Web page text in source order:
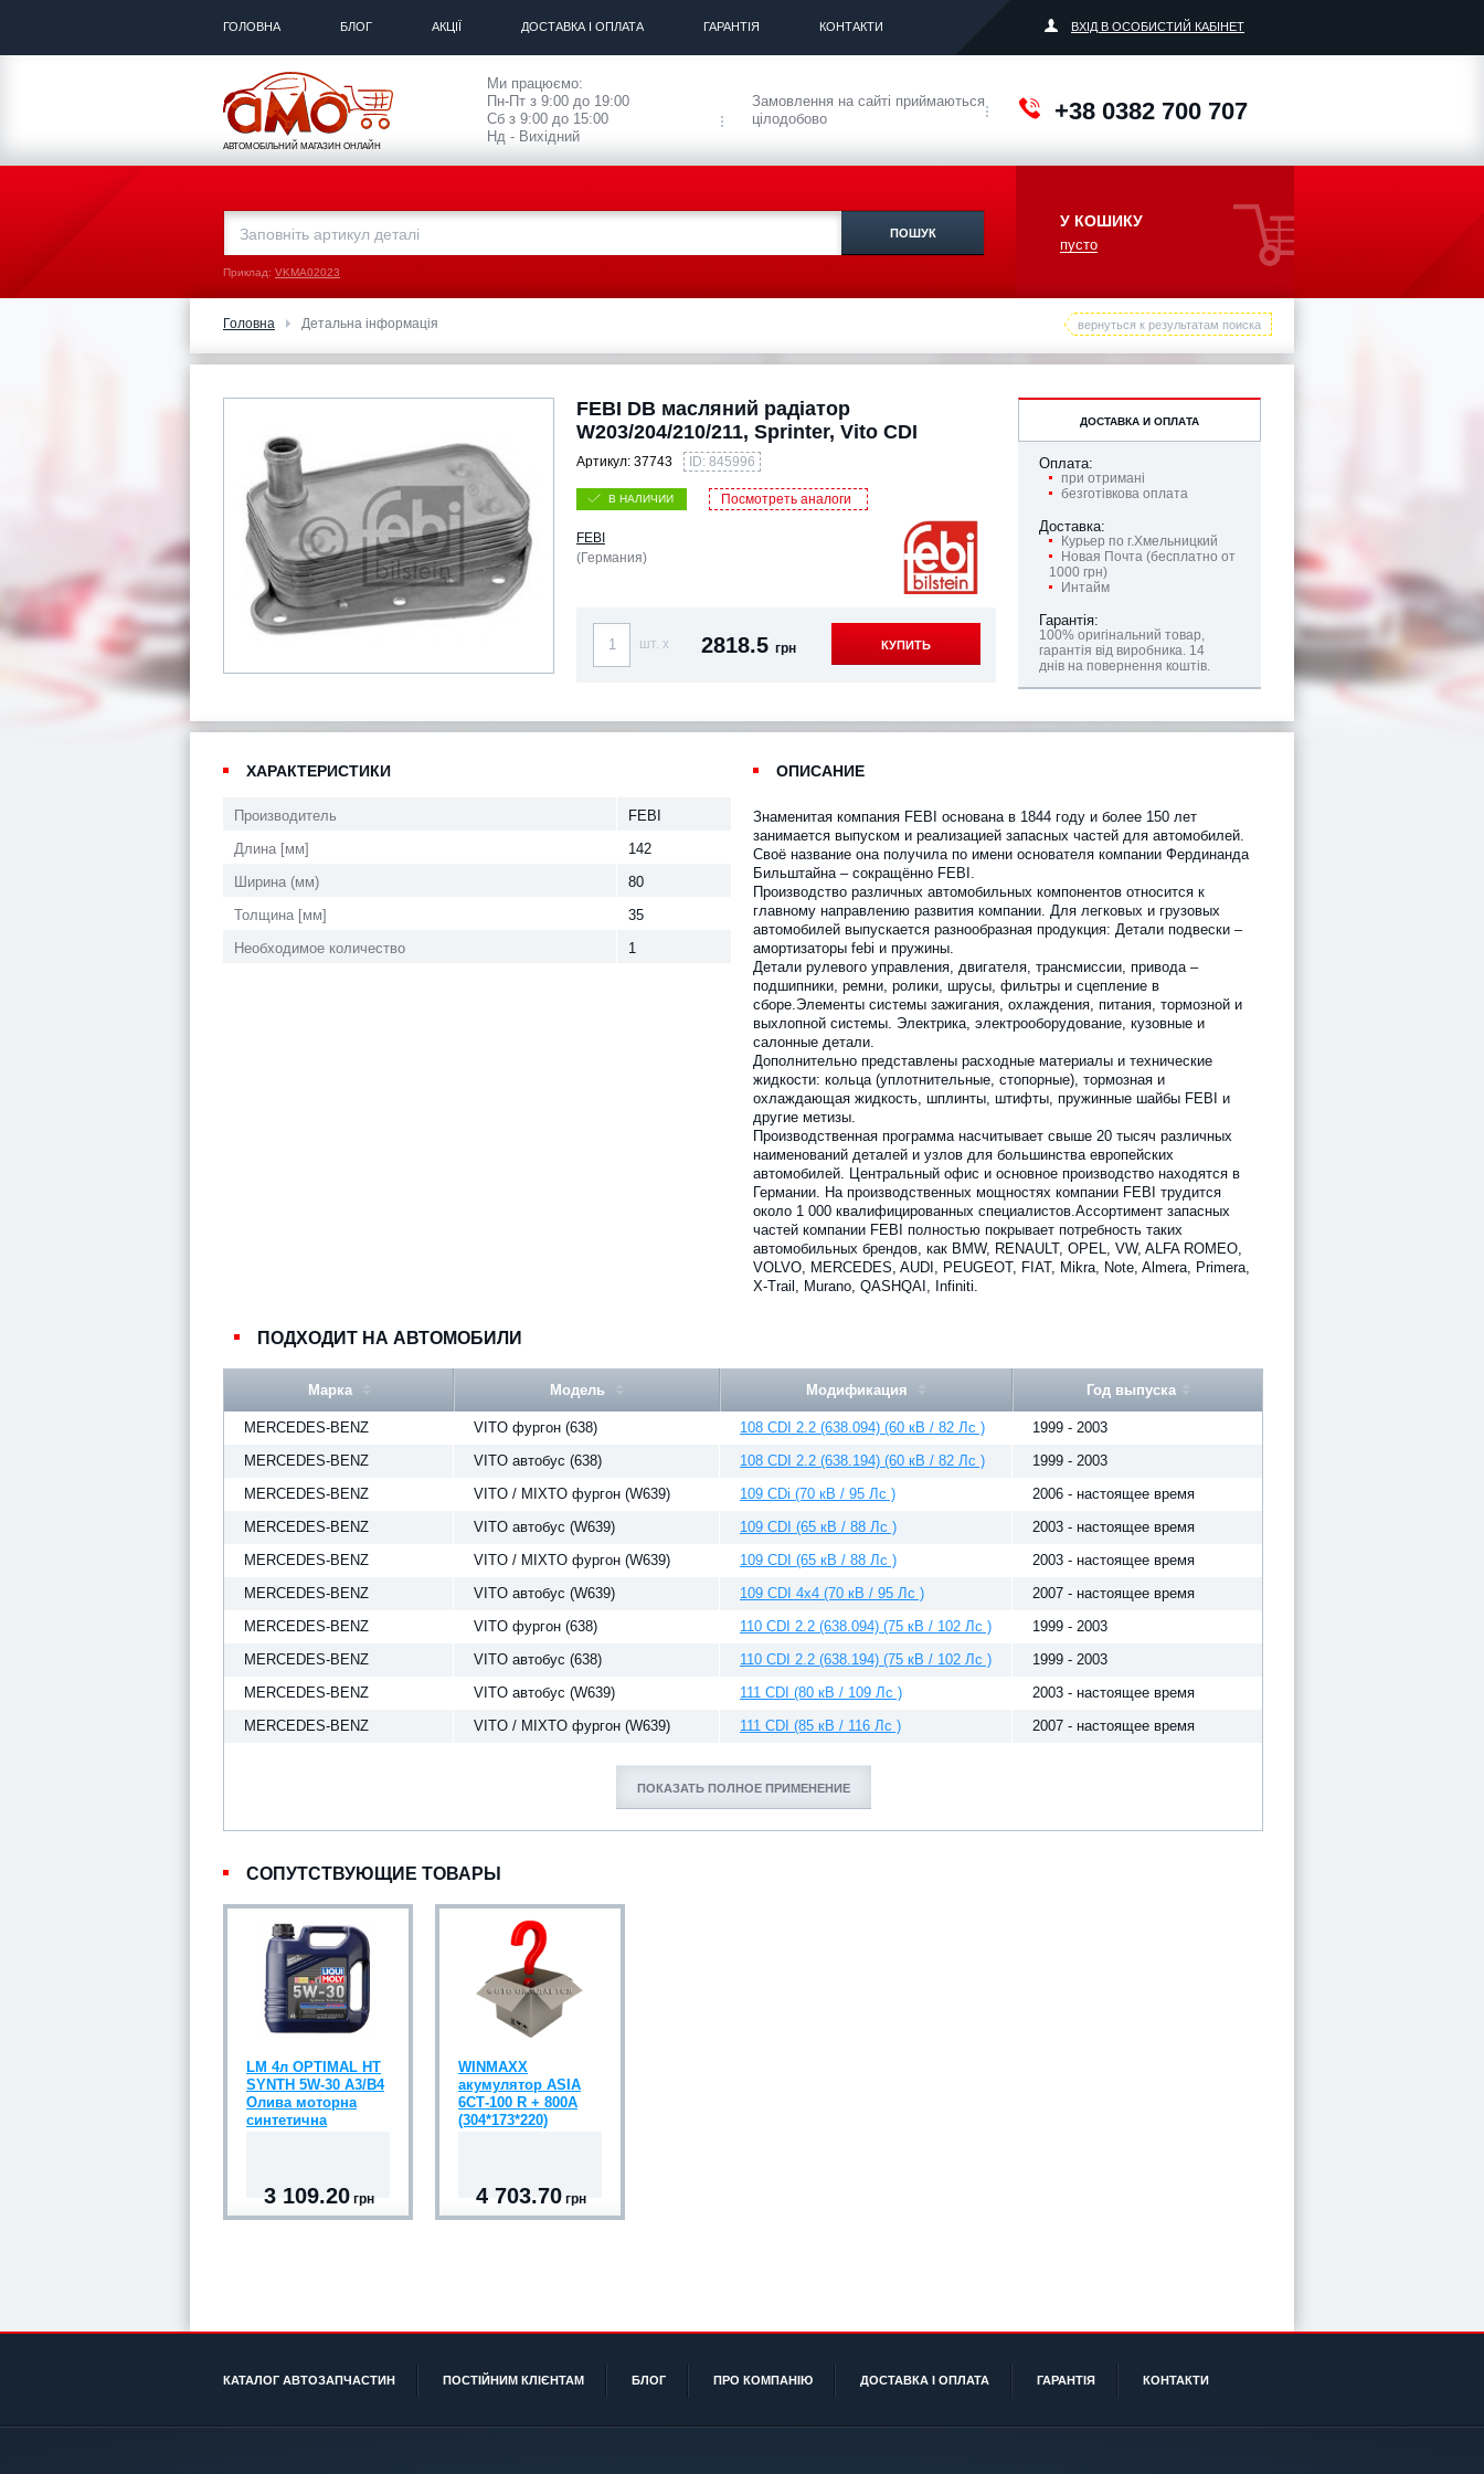
ГОЛОВНА БЛОГ АКЦІЇ ДОСТАВКА І ОПЛАТА ГАРАНТІЯ КОНТАКТИ ВХІД В ОСОБИСТИЙ КАБІНЕТ
АВТОМОБІЛЬНИЙ МАГАЗИН ОНЛАЙН
Ми працюємо:
Пн-Пт з 9:00 до 19:00
Сб з 9:00 до 15:00
Нд - Вихідний
Замовлення на сайті приймаються
цілодобово
+38 0382 700 707
Приклад: VKMA02023
У КОШИКУ
пусто
Головна Детальна інформація вернуться к результатам поиска
FEBI DB масляний радіатор
W203/204/210/211, Sprinter, Vito CDI
Артикул: 37743 ID: 845996
В НАЛИЧИИ Посмотреть аналоги
FEBI
(Германия)
шт. x 2818.5 грн КУПИТЬ
ДОСТАВКА И ОПЛАТА
Оплата:
при отримані
безготівкова оплата
Доставка:
Курьер по г.Хмельницкий
Новая Почта (бесплатно от
1000 грн)
Интайм
Гарантія:
100% оригінальний товар,
гарантія від виробника. 14
днів на повернення коштів.
ХАРАКТЕРИСТИКИ
Производитель
FEBI
Длина [мм]
142
Ширина (мм)
80
Толщина [мм]
35
Необходимое количество
1
ОПИСАНИЕ
Знаменитая компания FEBI основана в 1844 году и более 150 лет
занимается выпуском и реализацией запасных частей для автомобилей.
Своё название она получила по имени основателя компании Фердинанда
Бильштайна – сокращённо FEBI.
Производство различных автомобильных компонентов относится к
главному направлению развития компании. Для легковых и грузовых
автомобилей выпускается разнообразная продукция: Детали подвески –
амортизаторы febi и пружины.
Детали рулевого управления, двигателя, трансмиссии, привода –
подшипники, ремни, ролики, шрусы, фильтры и сцепление в
сборе.Элементы системы зажигания, охлаждения, питания, тормозной и
выхлопной системы. Электрика, электрооборудование, кузовные и
салонные детали.
Дополнительно представлены расходные материалы и технические
жидкости: кольца (уплотнительные, стопорные), тормозная и
охлаждающая жидкость, шплинты, штифты, пружинные шайбы FEBI и
другие метизы.
Производственная программа насчитывает свыше 20 тысяч различных
наименований деталей и узлов для большинства европейских
автомобилей. Центральный офис и основное производство находятся в
Германии. На производственных мощностях компании FEBI трудится
около 1 000 квалифицированных специалистов.Ассортимент запасных
частей компании FEBI полностью покрывает потребность таких
автомобильных брендов, как BMW, RENAULT, OPEL, VW, ALFA ROMEO,
VOLVO, MERCEDES, AUDI, PEUGEOT, FIAT, Mikra, Note, Almera, Primera,
X-Trail, Murano, QASHQAI, Infiniti.
ПОДХОДИТ НА АВТОМОБИЛИ
Марка Модель Модификация Год выпуска
MERCEDES-BENZ VITO фургон (638) 108 CDI 2.2 (638.094) (60 кВ / 82 Лс )
1999 - 2003
MERCEDES-BENZ
VITO автобус (638) 108 CDI 2.2 (638.194) (60 кВ / 82 Лс )
1999 - 2003
MERCEDES-BENZ
VITO / MIXTO фургон (W639) 109 CDi (70 кВ / 95 Лс )
2006 - настоящее время
MERCEDES-BENZ
VITO автобус (W639) 109 CDI (65 кВ / 88 Лс )
2003 - настоящее время
MERCEDES-BENZ
VITO / MIXTO фургон (W639) 109 CDI (65 кВ / 88 Лс )
2003 - настоящее время
MERCEDES-BENZ
VITO автобус (W639) 109 CDI 4x4 (70 кВ / 95 Лс )
2007 - настоящее время
MERCEDES-BENZ
VITO фургон (638) 110 CDI 2.2 (638.094) (75 кВ / 102 Лс )
1999 - 2003
MERCEDES-BENZ
VITO автобус (638) 110 CDI 2.2 (638.194) (75 кВ / 102 Лс )
1999 - 2003
MERCEDES-BENZ
VITO автобус (W639) 111 CDI (80 кВ / 109 Лс )
2003 - настоящее время
MERCEDES-BENZ
VITO / MIXTO фургон (W639) 111 CDI (85 кВ / 116 Лс ) 2007 - настоящее время
ПОКАЗАТЬ ПОЛНОЕ ПРИМЕНЕНИЕ
СОПУТСТВУЮЩИЕ ТОВАРЫ
LM 4л OPTIMAL HT
SYNTH 5W-30 A3/B4
Олива моторна
синтетична
3 109.20 грн
WINMAXX
акумулятор ASIA
6CТ-100 R + 800A
(304*173*220)
4 703.70 грн
КАТАЛОГ АВТОЗАПЧАСТИН ПОСТІЙНИМ КЛІЄНТАМ БЛОГ ПРО КОМПАНІЮ ДОСТАВКА І ОПЛАТА ГАРАНТІЯ КОНТАКТИ